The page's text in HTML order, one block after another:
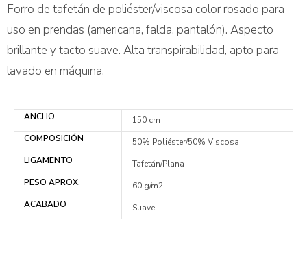
Forro de tafetán de poliéster/viscosa color rosado para
uso en prendas (americana, falda, pantalón). Aspecto
brillante y tacto suave. Alta transpirabilidad, apto para
lavado en máquina.
ANCHO
150 cm
COMPOSICIÓN
50% Poliéster/50% Viscosa
LIGAMENTO
Tafetán/Plana
PESO APROX.
60 g/m2
ACABADO
Suave